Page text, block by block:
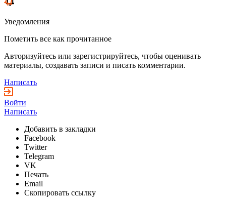
Уведомления
Пометить все как прочитанное
Авторизуйтесь или зарегистрируйтесь, чтобы оценивать
материалы, создавать записи и писать комментарии.
Написать
Войти
Написать
Добавить в закладки
Facebook
Twitter
Telegram
VK
Печать
Email
Скопировать ссылку